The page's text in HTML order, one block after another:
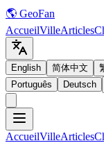
🌎 GeoFan
AccueilVilleArticles
English 简体中文
Português
Deutsch
AccueilVilleArticles